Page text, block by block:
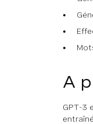
A
GPT-3